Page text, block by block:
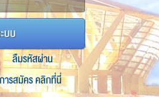
บบ
ลืมรหัสผ่าน
ารสมัคร คลิกที่นี่